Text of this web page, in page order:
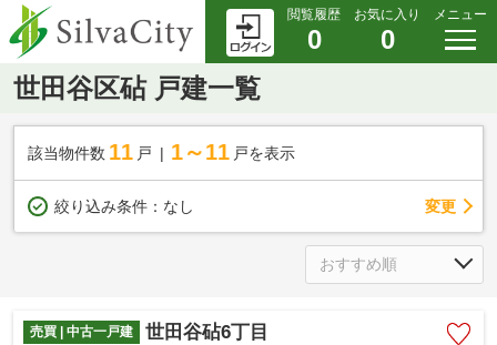
閲覧履歴
0
お気に入り
0
メニュー
世田谷区砧 戸建一覧
該当物件数 11 戸 1～11 戸を表示
絞り込み条件： なし 変更
売買 | 中古一戸建 世田谷砧6丁目